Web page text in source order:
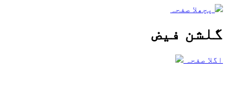
پچھلا صفحہ
گلشن فیض
اگلا صفحہ